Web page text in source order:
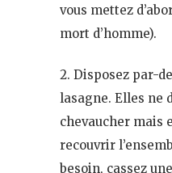
vous mettez
mort d’homme).
2. Disposez par-
lasagne. Elles ne
chevaucher mais
recouvrir
besoin, cassez